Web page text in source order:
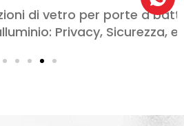
per porte a battente in
Sicurezza, e stile